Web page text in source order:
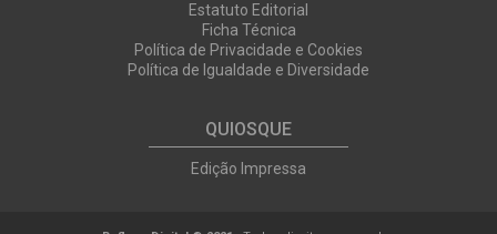
Estatuto Editorial
Ficha Técnica
Política de Privacidade e Cookies
Política de Igualdade e Diversidade
QUIOSQUE
Edição Impressa